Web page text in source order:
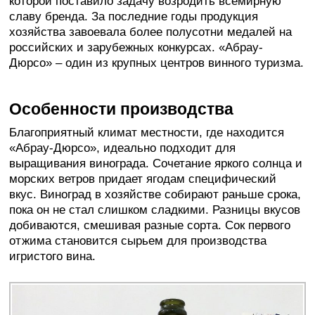
славу бренда. За последние годы продукция
хозяйства завоевала более полусотни медалей на
российских и зарубежных конкурсах. «Абрау-
Дюрсо» – один из крупных центров винного туризма.
Особенности производства
Благоприятный климат местности, где находится
«Абрау-Дюрсо», идеально подходит для
выращивания винограда. Сочетание яркого солнца и
морских ветров придает ягодам специфический
вкус. Виноград в хозяйстве собирают раньше срока,
пока он не стал слишком сладкими. Разницы вкусов
добиваются, смешивая разные сорта. Сок первого
отжима становится сырьем для производства
игристого вина.